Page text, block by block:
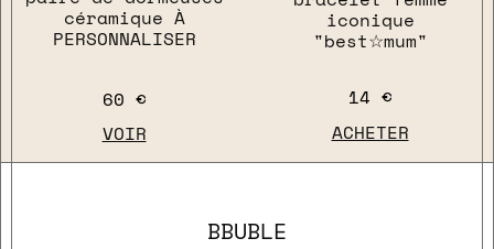
close
céramique À
PERSONNALISER
60 €
VOIR
iconique
"best☆mum"
14 €
ACHETER
BBUBLE